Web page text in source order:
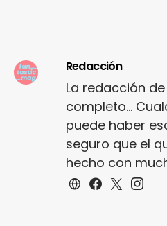
Redacción
La redacción
completo...
puede haber
seguro que el
hecho con